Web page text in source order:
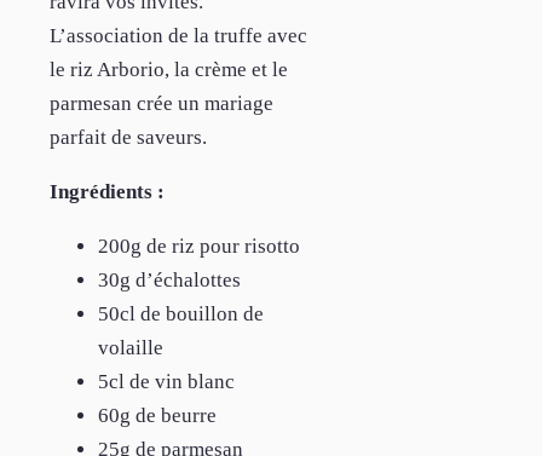
L’association de la truffe avec
le riz Arborio, la crème et le
parmesan crée un mariage
parfait de saveurs.
Ingrédients :
200g de riz pour risotto
30g d’échalottes
50cl de bouillon de
volaille
5cl de vin blanc
60g de beurre
25g de parmesan